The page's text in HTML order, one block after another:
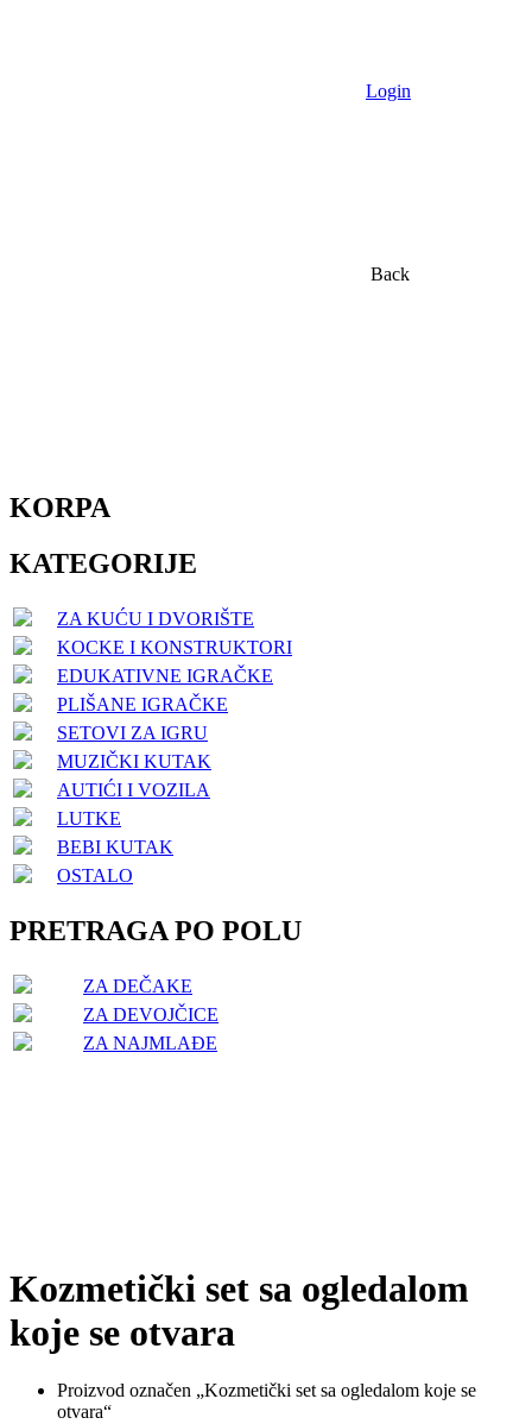
Login
Back
KORPA
KATEGORIJE
ZA KUĆU I DVORIŠTE
KOCKE I KONSTRUKTORI
EDUKATIVNE IGRAČKE
PLIŠANE IGRAČKE
SETOVI ZA IGRU
MUZIČKI KUTAK
AUTIĆI I VOZILA
LUTKE
BEBI KUTAK
OSTALO
PRETRAGA PO POLU
ZA DEČAKE
ZA DEVOJČICE
ZA NAJMLAĐE
Kozmetički set sa ogledalom
koje se otvara
Proizvod označen „Kozmetički set sa ogledalom koje se
otvara“